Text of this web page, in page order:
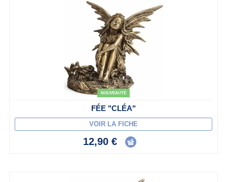
NOUVEAUTÉ
FÉE "CLÉA"
VOIR LA FICHE
12,90 €